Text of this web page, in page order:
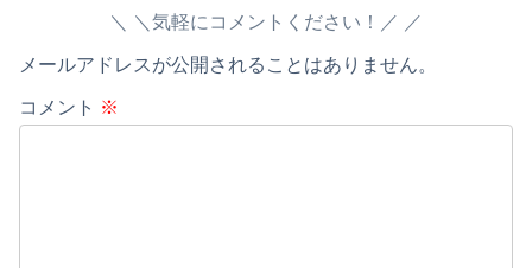
＼気軽にコメントください！／
メールアドレスが公開されることはありません。
コメント ※